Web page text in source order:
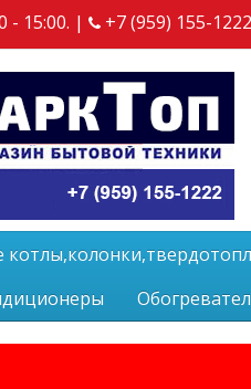
- 15:00. | +7 (959) 155-1222